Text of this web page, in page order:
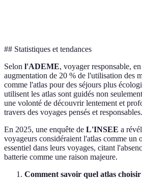
## Statistiques et tendances
Selon l'ADEME, voyager responsable,
augmentation de 20 % de l'utilisation des
comme l'atlas pour des séjours plus
utilisent les atlas sont guidés non
une volonté de découvrir lentement et
travers des voyages pensés et responsables.
En 2025, une enquête de L'INSEE a
voyageurs considéraient l'atlas comme un
essentiel dans leurs voyages, citant
batterie comme une raison majeure.
Comment savoir quel atlas